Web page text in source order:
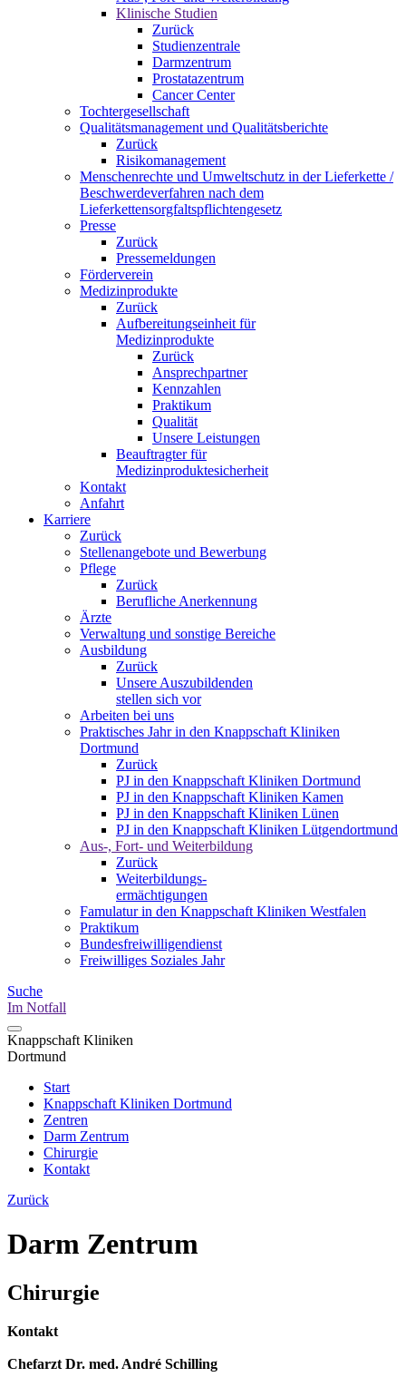
Klinische Studien
Zurück
Studienzentrale
Darmzentrum
Prostatazentrum
Cancer Center
Tochtergesellschaft
Qualitätsmanagement und Qualitätsberichte
Zurück
Risikomanagement
Menschenrechte und Umweltschutz in der Lieferkette /
Beschwerdeverfahren nach dem
Lieferkettensorgfaltspflichtengesetz
Presse
Zurück
Pressemeldungen
Förderverein
Medizinprodukte
Zurück
Aufbereitungseinheit für
Medizinprodukte
Zurück
Ansprechpartner
Kennzahlen
Praktikum
Qualität
Unsere Leistungen
Beauftragter für
Medizinproduktesicherheit
Kontakt
Anfahrt
Karriere
Zurück
Stellenangebote und Bewerbung
Pflege
Zurück
Berufliche Anerkennung
Ärzte
Verwaltung und sonstige Bereiche
Ausbildung
Zurück
Unsere Auszubildenden
stellen sich vor
Arbeiten bei uns
Praktisches Jahr in den Knappschaft Kliniken
Dortmund
Zurück
PJ in den Knappschaft Kliniken Dortmund
PJ in den Knappschaft Kliniken Kamen
PJ in den Knappschaft Kliniken Lünen
PJ in den Knappschaft Kliniken Lütgendortmund
Aus-, Fort- und Weiterbildung
Zurück
Weiterbildungs-
ermächtigungen
Famulatur in den Knappschaft Kliniken Westfalen
Praktikum
Bundesfreiwilligendienst
Freiwilliges Soziales Jahr
Suche
Im Notfall
Knappschaft Kliniken
Dortmund
Start
Knappschaft Kliniken Dortmund
Zentren
Darm Zentrum
Chirurgie
Kontakt
Zurück
Darm Zentrum
Chirurgie
Kontakt
Chefarzt Dr. med. André Schilling